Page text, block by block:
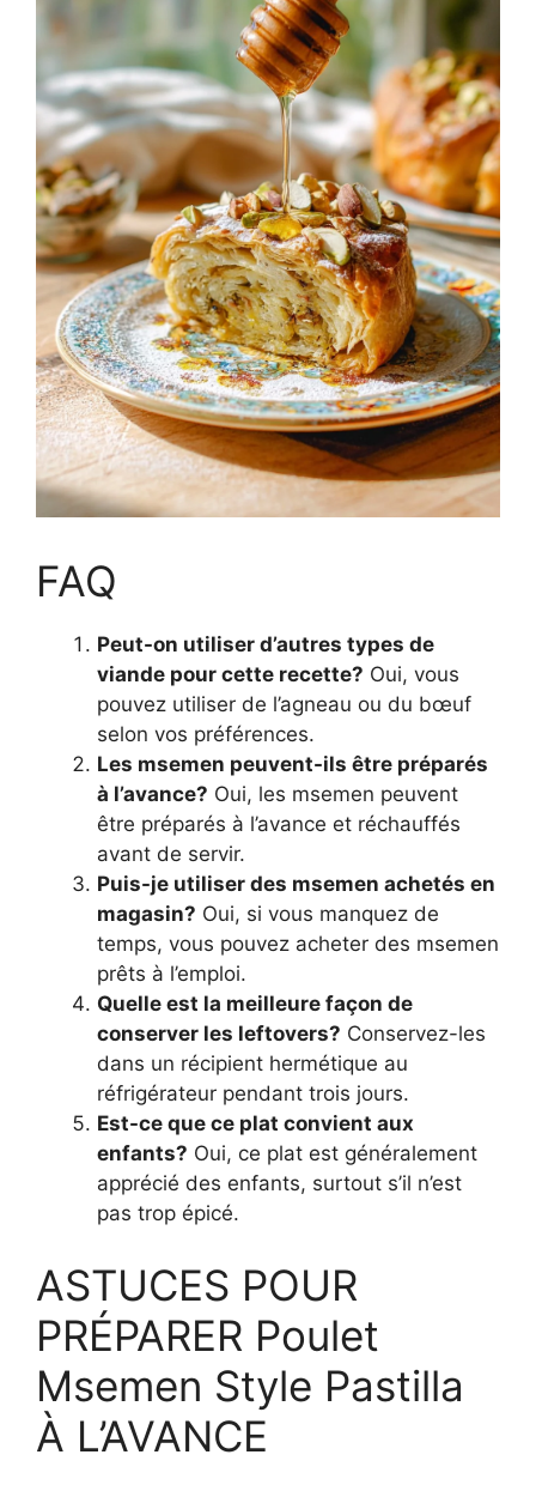
FAQ
Peut-on utiliser d’autres types de
viande pour cette recette? Oui, vous
pouvez utiliser de l’agneau ou du bœuf
selon vos préférences.
Les msemen peuvent-ils être préparés
à l’avance? Oui, les msemen peuvent
être préparés à l’avance et réchauffés
avant de servir.
Puis-je utiliser des msemen achetés en
magasin? Oui, si vous manquez de
temps, vous pouvez acheter des msemen
prêts à l’emploi.
Quelle est la meilleure façon de
conserver les leftovers? Conservez-les
dans un récipient hermétique au
réfrigérateur pendant trois jours.
Est-ce que ce plat convient aux
enfants? Oui, ce plat est généralement
apprécié des enfants, surtout s’il n’est
pas trop épicé.
ASTUCES POUR
PRÉPARER Poulet
Msemen Style Pastilla
À L’AVANCE